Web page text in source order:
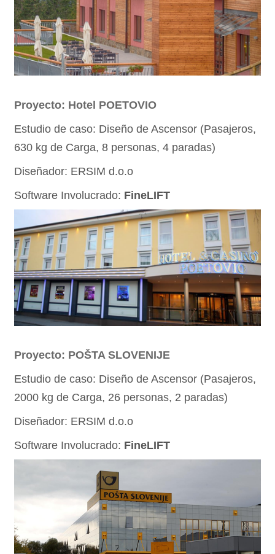
Proyecto: Hotel POETOVIO
Estudio de caso: Diseño de Ascensor (Pasajeros,
630 kg de Carga, 8 personas, 4 paradas)
Diseñador: ERSIM d.o.o
Software Involucrado: FineLIFT
Proyecto: POŠTA SLOVENIJE
Estudio de caso: Diseño de Ascensor (Pasajeros,
2000 kg de Carga, 26 personas, 2 paradas)
Diseñador: ERSIM d.o.o
Software Involucrado: FineLIFT